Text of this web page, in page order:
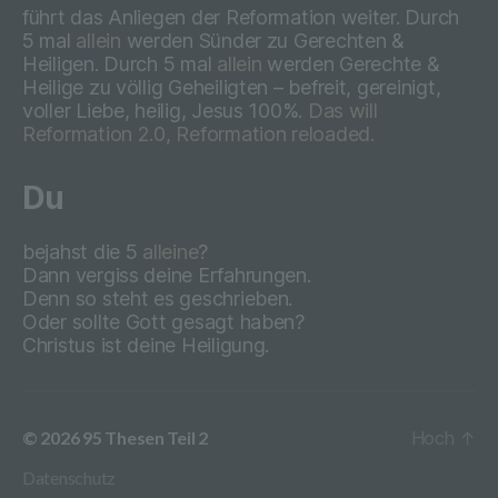
führt das Anliegen der Reformation weiter. Durch
5 mal allein werden Sünder zu Gerechten &
Heiligen. Durch 5 mal allein werden Gerechte &
Heilige zu völlig Geheiligten – befreit, gereinigt,
voller Liebe, heilig, Jesus 100%. Das will
Reformation 2.0, Reformation reloaded.
Du
bejahst die 5 alleine?
Dann vergiss deine Erfahrungen.
Denn so steht es geschrieben.
Oder sollte Gott gesagt haben?
Christus ist deine Heiligung.
© 202695 Thesen Teil 2
b) betroffene Person
Betroffene Person ist jede identifizierte
oder identifizierbare natürliche Person,
deren personenbezogene Daten von dem
für die Verarbeitung Verantwortlichen
c) Verarbeitung
Verarbeitung ist jeder mit oder ohne Hilfe
automatisierter Verfahren ausgeführte
Vorgang oder jede solche Vorgangsreihe
Erheben, das Erfassen, die Organisation,
das Ordnen, die Speicherung, die